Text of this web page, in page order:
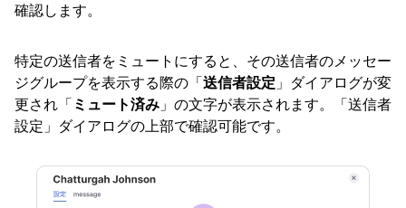
確認します。
特定の送信者をミュートにすると、その送信者のメッセー
ジグループを表示する際の「送信者設定 」ダイアログが変
更され「 ミュート済み 」の文字が表示されます。「送信者
設定」ダイアログの上部で確認可能です。